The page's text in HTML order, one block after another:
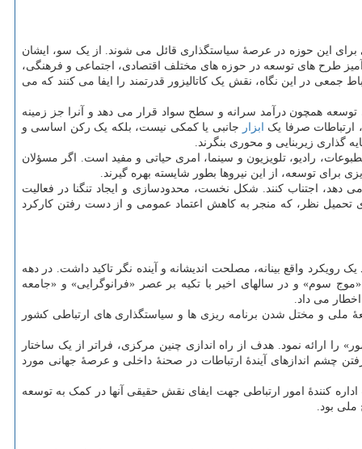
برای این حوزه در عرصهٔ سیاستگذاری قائل می شوند. از یک سو، ایشان
طرح های توسعه در حوزه های مختلف اقتصادی، اجتماعی و فرهنگی،
در این نگاه، نقش یک کاتالیزور قدرتمند را ایفا می کنند که می
توسعه همچون درآمد سرانه و سطح سواد قرار می دهد و آنرا جز زمینه
صرفا یک
ابزار جانبی یا کمکی نیست، بلکه یک رکن اساسی و
گذاری زیربنایی و محوری بنگرند.
رادیو، تلویزیون و سینما، امری حیاتی و مفید است. اگر مسؤلان
برای توسعه، از این نیروها بطور شایسته بهره گیرند.
اجتناب کنند. شکل نخست، محدودسازی و ایجاد تنگنا در فعالیت
تحمیل نظر، که منجر به کاهش اعتماد عمومی و از دست رفتن کارکرد
واقع بینانه، مصلحت اندیشانه و آینده نگر تاکید داشت. در دهه
سوم» و در سالهای اخیر با تکیه بر عصر «فرانوگرایی» و «جامعه
می داد.
ملی و مختل شدن برنامه ریزی ها و سیاستگذاری های ارتباطی کشور
را ارائه نمود. هدف از راه اندازی چنین مرکزی، فراتر از یک ساختار
چشم اندازهای آیندهٔ ارتباطات در صحنهٔ داخلی و عرصهٔ جهانی مورد
کنندهٔ امور ارتباطی جهت ایفای نقش حقیقی آنها در کمک به توسعه
ملی بود.